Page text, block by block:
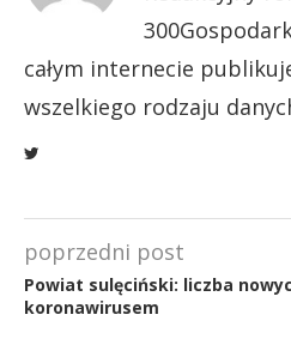
całym internecie
wszelkiego rodzaju
poprzedni post
Powiat sulęciński: liczba
koronawirusem